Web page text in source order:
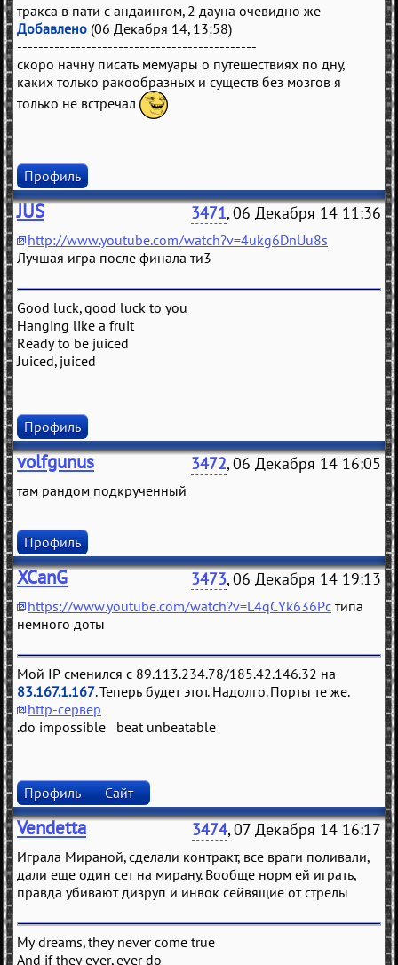
тракса в пати с андаингом, 2 дауна очевидно же
Добавлено (06 Декабря 14, 13:58)
---------------------------------------------
скоро начну писать мемуары о путешествиях по дну,
каких только ракообразных и существ без мозгов я
только не встречал
Профиль
JUS 3471, 06 Декабря 14 11:36
http://www.youtube.com/watch?v=4ukg6DnUu8s
Лучшая игра после финала ти3
Good luck, good luck to you
Hanging like a fruit
Ready to be juiced
Juiced, juiced
Профиль
volfgunus 3472, 06 Декабря 14 16:05
там рандом подкрученный
Профиль
XCanG 3473, 06 Декабря 14 19:13
https://www.youtube.com/watch?v=L4qCYk636Pc типа
немного доты
Мой IP сменился с 89.113.234.78/185.42.146.32 на
83.167.1.167. Теперь будет этот. Надолго. Порты те же.
http-сервер
.do impossible beat unbeatable
Профиль Сайт
Vendetta 3474, 07 Декабря 14 16:17
Играла Мираной, сделали контракт, все враги поливали,
дали еще один сет на мирану. Вообще норм ей играть,
правда убивают дизруп и инвок сейвящие от стрелы
My dreams, they never come true
And if they ever, ever do